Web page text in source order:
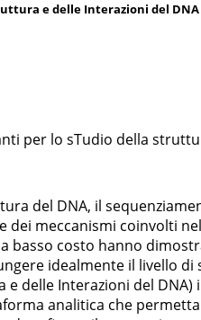
e delle Interazioni del DNA
per lo sTudio della
del DNA, il
meccanismi coinvolti
basso costo hanno
idealmente il livello
delle Interazioni del
analitica che